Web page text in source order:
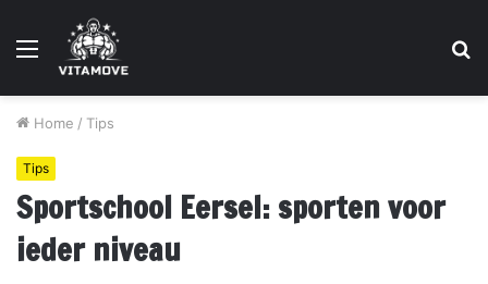
Menu
Home / Tips
Tips
Sportschool Eersel: sporten voor
ieder niveau